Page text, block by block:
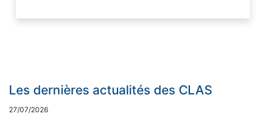
Les dernières actualités des CLAS
27/07/2026